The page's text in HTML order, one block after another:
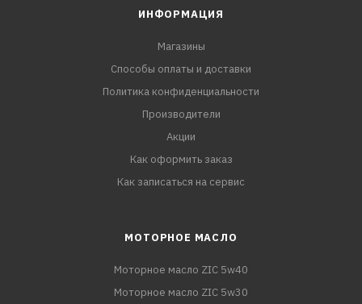
ИНФОРМАЦИЯ
Магазины
Способы оплаты и доставки
Политика конфиденциальности
Производители
Акции
Как оформить заказ
Как записаться на сервис
МОТОРНОЕ МАСЛО
Моторное масло ZIC 5w40
Моторное масло ZIC 5w30